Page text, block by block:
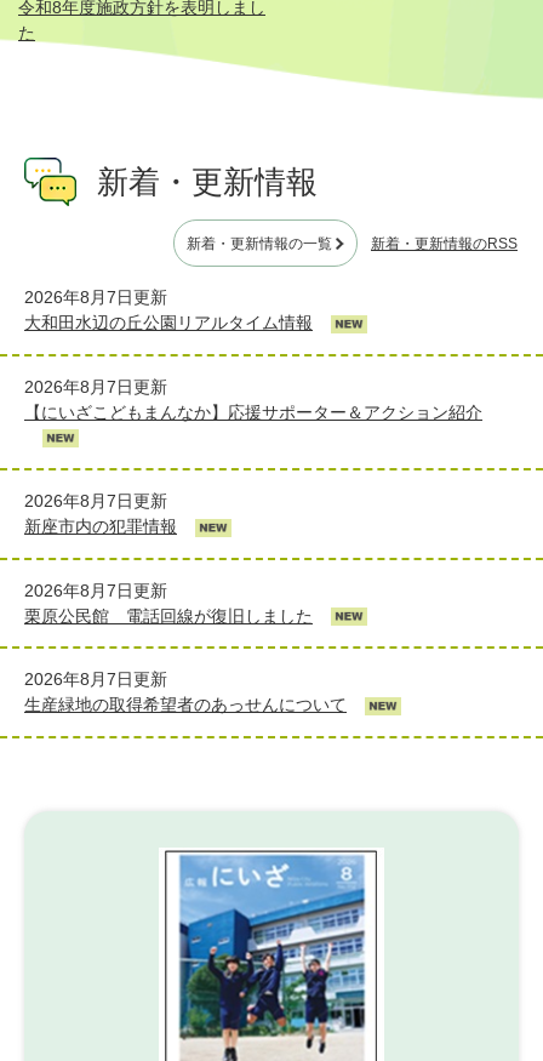
令和8年度施政方針を表明しまし
た
新着・更新情報
新着・更新情報の一覧 新着・更新情報のRSS
2026年8月7日更新
大和田水辺の丘公園リアルタイム情報
2026年8月7日更新
【にいざこどもまんなか】応援サポーター＆アクション紹介
2026年8月7日更新
新座市内の犯罪情報
2026年8月7日更新
栗原公民館 電話回線が復旧しました
2026年8月7日更新
生産緑地の取得希望者のあっせんについて